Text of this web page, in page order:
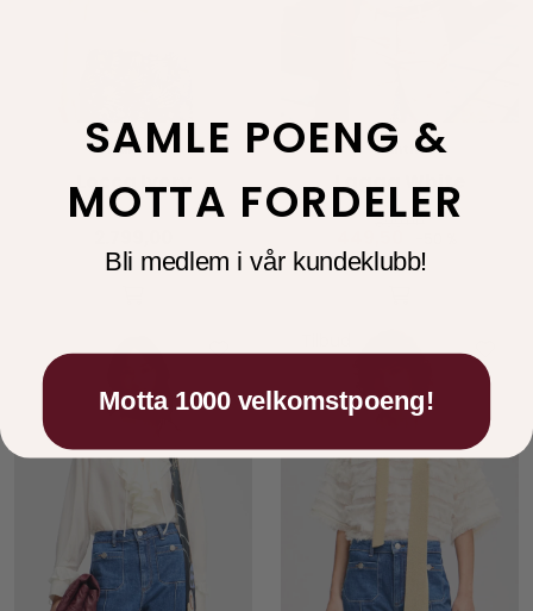
Munthe
Locca Ivory
Munthe
Lagga White
899,00
SAMLE POENG &
MOTTA FORDELER
Bli medlem i vår kundeklubb!
Motta 1000 velkomstpoeng!